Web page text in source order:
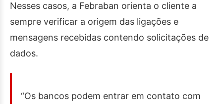
Nesses casos, a Febraban orienta o cliente a
sempre verificar a origem das ligações e
mensagens recebidas contendo solicitações de
dados.
“Os bancos podem entrar em contato com